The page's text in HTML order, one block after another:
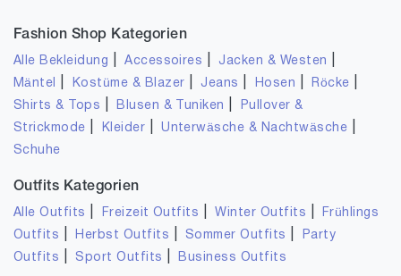
Fashion Shop Kategorien
Alle Bekleidung |Accessoires Jacken & Westen
Mäntel Kostüme & Blazer Jeans Hosen Röcke
Shirts & Tops Blusen & Tuniken
Pullover &
Strickmode
Kleider |Unterwäsche & Nachtwäsche
Schuhe
Outfits Kategorien
Alle Outfits Freizeit Outfits |Winter Outfits
Frühlings
Outfits
Herbst Outfits Sommer Outfits
Party
Outfits
Sport Outfits Business Outfits